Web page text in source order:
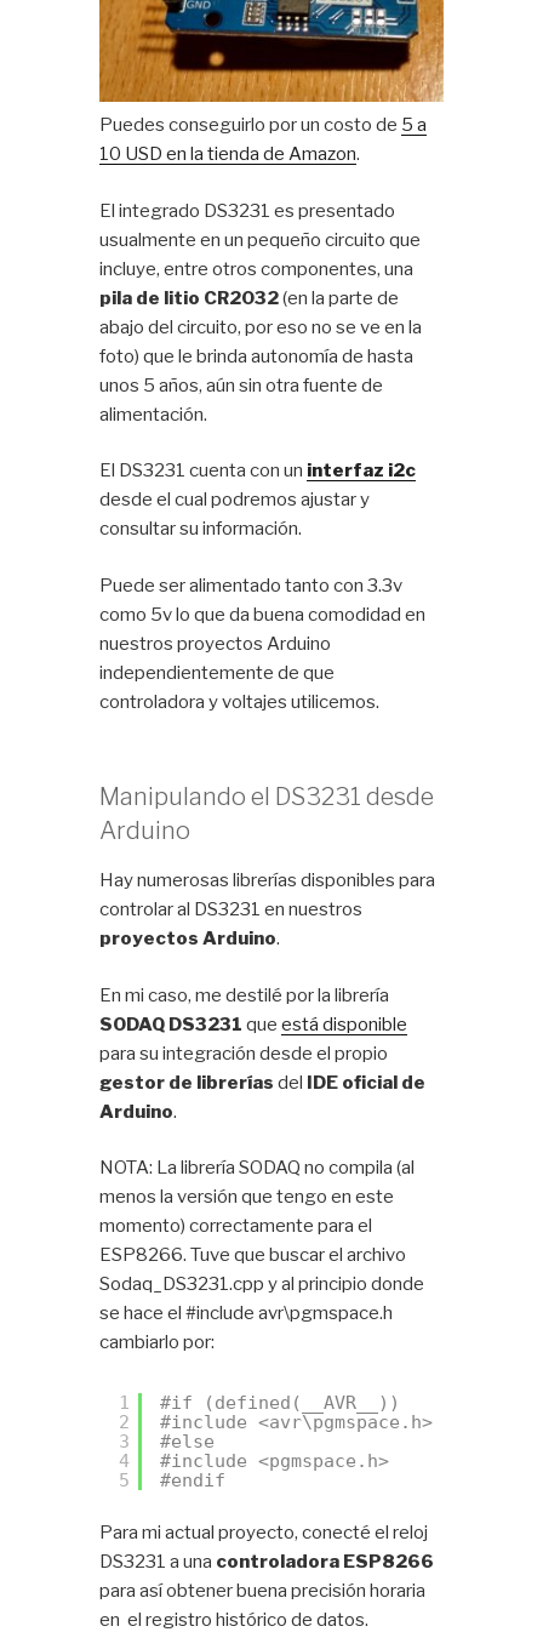
Puedes conseguirlo por un costo de 5 a
10 USD en la tienda de Amazon.
El integrado DS3231 es presentado
usualmente en un pequeño circuito que
incluye, entre otros componentes, una
pila de litio CR2032(en la parte de
abajo del circuito, por eso no se ve en la
foto) que le brinda autonomía de hasta
unos 5 años, aún sin otra fuente de
alimentación.
El DS3231 cuenta con un interfaz i2c
desde el cual podremos ajustar y
consultar su información.
Puede ser alimentado tanto con 3.3v
como 5v lo que da buena comodidad en
nuestros proyectos Arduino
independientemente de que
controladora y voltajes utilicemos.
Manipulando el DS3231 desde
Arduino
Hay numerosas librerías disponibles para
controlar al DS3231 en nuestros
proyectos Arduino.
En mi caso, me destilé por la librería
SODAQ DS3231 queestá disponible
para su integración desde el propio
gestor de librerías del IDE oficial de
Arduino.
NOTA: La librería SODAQ no compila (al
menos la versión que tengo en este
momento) correctamente para el
ESP8266. Tuve que buscar el archivo
Sodaq_DS3231.cpp y al principio donde
se hace el #include avr\pgmspace.h
cambiarlo por:
1
2
3
4
5
#if (defined(__AVR__))
#include <avr\pgmspace.h>
#else
#include <pgmspace.h>
#endif
Para mi actual proyecto, conecté el reloj
DS3231 a una controladora ESP8266
para así obtener buena precisión horaria
en el registro histórico de datos.